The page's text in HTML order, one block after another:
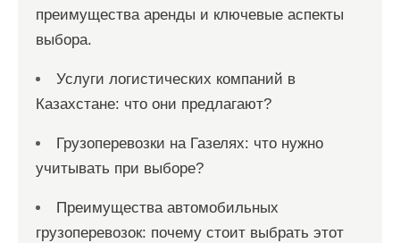
преимущества аренды и ключевые аспекты
выбора.
Услуги логистических компаний в
Казахстане: что они предлагают?
Грузоперевозки на Газелях: что нужно
учитывать при выборе?
Преимущества автомобильных
грузоперевозок: почему стоит выбрать этот